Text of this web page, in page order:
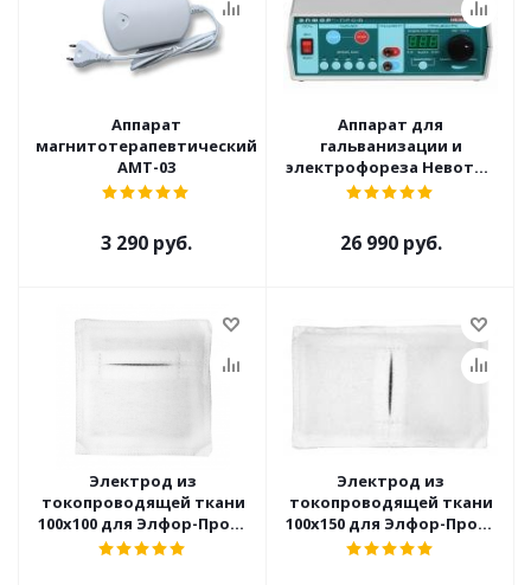
Аппарат
магнитотерапевтический
АМТ-03
3 290 руб.
Аппарат для
гальванизации и
электрофореза Невотон
Элфор-Проф
26 990 руб.
Электрод из
токопроводящей ткани
100x100 для Элфор-Проф,
ПОТОК ( 1 шт )
Электрод из
токопроводящей ткани
100x150 для Элфор-Проф,
ПОТОК ( 1 шт )